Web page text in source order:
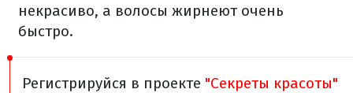
некрасиво, а волосы жирнеют очень
быстро.
Регистрируйся в проекте "Секреты красоты"